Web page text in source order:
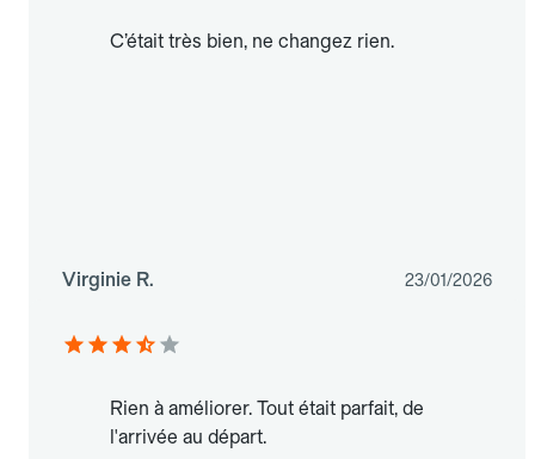
C’était très bien, ne changez rien.
Virginie R. 23/01/2026
Rien à améliorer. Tout était parfait, de
l'arrivée au départ.